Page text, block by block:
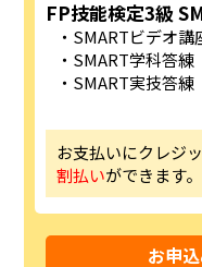
FP技能検定3級
SMARTビデオ講
SMART学科答練
SMART実技答練
お支払いにクレジ
割払いができます。
お申